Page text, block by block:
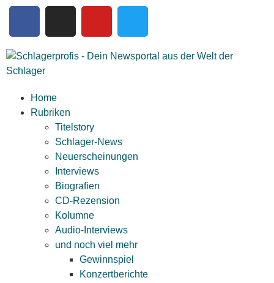
Home
Rubriken
Titelstory
Schlager-News
Neuerscheinungen
Interviews
Biografien
CD-Rezension
Kolumne
Audio-Interviews
und noch viel mehr
Gewinnspiel
Konzertberichte